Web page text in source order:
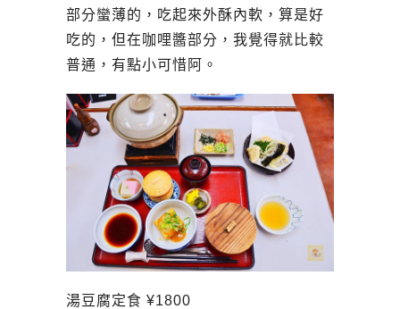
部分蠻薄的，吃起來外酥內軟，算是好
吃的，但在咖哩醬部分，我覺得就比較
普通，有點小可惜阿。
湯豆腐定食 ¥1800